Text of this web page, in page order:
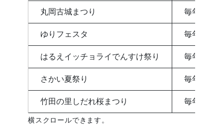
丸岡古城まつり 毎年10月
ゆりフェスタ 毎年6月
はるえイッチョライでんすけ祭り 毎年7月ご
さかい夏祭り 毎年8月ご
竹田の里しだれ桜まつり 毎年4月ご
横スクロールできます。